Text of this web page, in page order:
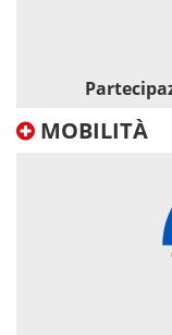
MOBILITÀ